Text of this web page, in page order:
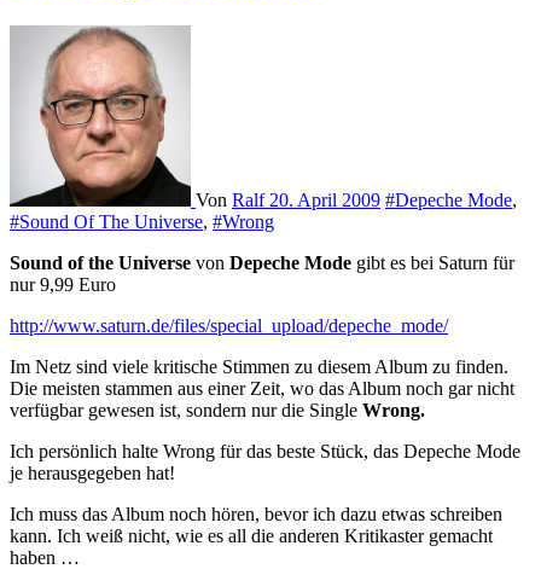
Von Ralf 20. April 2009 #Depeche Mode,
#Sound Of The Universe, #Wrong
Sound of the Universe von Depeche Mode gibt es bei Saturn für
nur 9,99 Euro
http://www.saturn.de/files/special_upload/depeche_mode/
Im Netz sind viele kritische Stimmen zu diesem Album zu finden.
Die meisten stammen aus einer Zeit, wo das Album noch gar nicht
verfügbar gewesen ist, sondern nur die Single Wrong.
Ich persönlich halte Wrong für das beste Stück, das Depeche Mode
je herausgegeben hat!
Ich muss das Album noch hören, bevor ich dazu etwas schreiben
kann. Ich weiß nicht, wie es all die anderen Kritikaster gemacht
haben …